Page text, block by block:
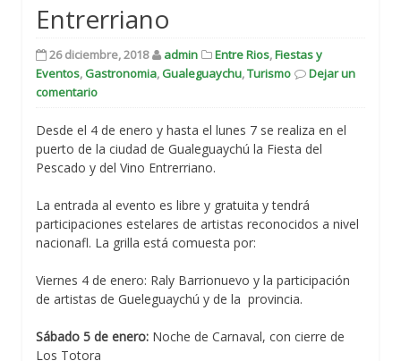
Entrerriano
26 diciembre, 2018 admin Entre Rios,Fiestas y
Eventos, Gastronomia, Gualeguaychu,Turismo
Dejar un
comentario
Desde el 4 de enero y hasta el lunes 7 se realiza en el
puerto de la ciudad de Gualeguaychú la Fiesta del
Pescado y del Vino Entrerriano.
La entrada al evento es libre y gratuita y tendrá
participaciones estelares de artistas reconocidos a nivel
nacionafl. La grilla está comuesta por:
Viernes 4 de enero: Raly Barrionuevo y la participación
de artistas de Gueleguaychú y de la provincia.
Sábado 5 de enero: Noche de Carnaval, con cierre de
Los Totora